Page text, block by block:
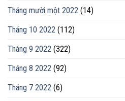
Tháng mười một 2022 (14)
Tháng 10 2022 (112)
Tháng 9 2022 (322)
Tháng 8 2022 (92)
Tháng 7 2022 (6)